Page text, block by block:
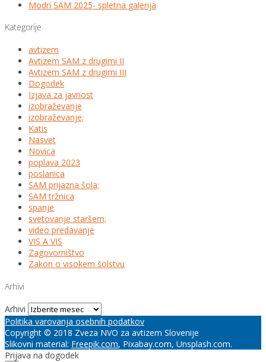
Modri SAM 2025- spletna galerija
Kategorije
avtizem
Avtizem SAM z drugimi II
Avtizem SAM z drugimi III
Dogodek
Izjava za javnost
izobraževanje
izobraževanje;
Katis
Nasvet
Novica
poplava 2023
poslanica
SAM prijazna šola;
SAM tržnica
spanje
svetovanje staršem;
video predavanje
VIS A VIS
Zagovorništvo
Zakon o visokem šolstvu
Arhivi
Arhivi
Politika varovanja osebnih podatkov
Copyright © 2018 Zveza NVO za avtizem Slovenije
Slikovni material: Freepik.com, Pixabay.com, Unsplash.com.
Prijava na dogodek